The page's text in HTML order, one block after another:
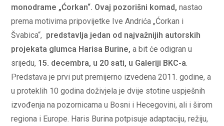
monodrame „Ćorkan“. Ovaj pozorišni komad,nastao
prema motivima pripovijetke Ive Andrića „Ćorkan i
Švabica“, predstavlja jedan od najvažnijih autorskih
projekata glumca Harisa Burine, a bit će odigran u
srijedu, 15. decembra, u 20 sati, u Galeriji BKC-a.
Predstava je prvi put premijerno izvedena 2011. godine, a
u proteklih 10 godina doživjela je dvije stotine uspješnih
izvođenja na pozornicama u Bosni i Hecegovini, ali i širom
regiona i Europe. Haris Burina potpisuje adaptaciju, režiju,